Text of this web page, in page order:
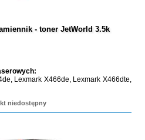
- toner JetWorld 3.5k
Lexmark X466de, Lexmark X466dte,
niedostępny